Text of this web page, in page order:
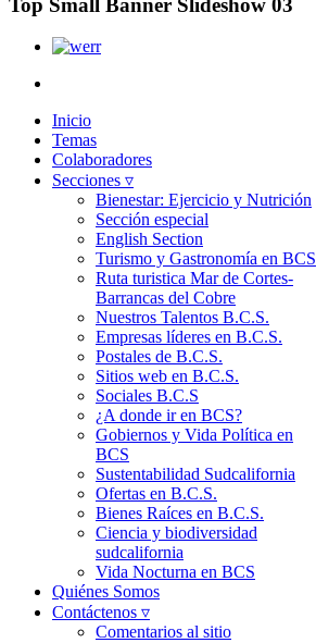
Inicio
Temas
Colaboradores
Secciones ▿
Bienestar: Ejercicio y Nutrición
Sección especial
English Section
Turismo y Gastronomía en BCS
Ruta turistica Mar de Cortes-
Barrancas del Cobre
Nuestros Talentos B.C.S.
Empresas líderes en B.C.S.
Postales de B.C.S.
Sitios web en B.C.S.
Sociales B.C.S
¿A donde ir en BCS?
Gobiernos y Vida Política en
BCS
Sustentabilidad Sudcalifornia
Ofertas en B.C.S.
Bienes Raíces en B.C.S.
Ciencia y biodiversidad
sudcalifornia
Vida Nocturna en BCS
Quiénes Somos
Contáctenos ▿
Comentarios al sitio